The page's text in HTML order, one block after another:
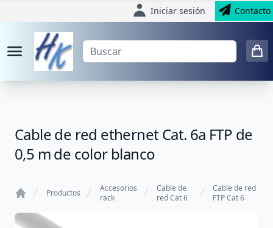
Iniciar sesión Contacto
Cable de red ethernet Cat. 6a FTP de
0,5 m de color blanco
Productos
Accesorios
rack
Cable de
red Cat 6
Cable de red
FTP Cat 6